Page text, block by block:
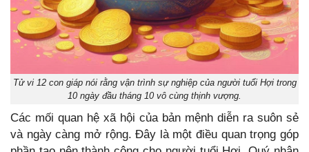
Tử vi 12 con giáp nói rằng vận trình sự nghiệp của người tuổi Hợi trong
10 ngày đầu tháng 10 vô cùng thịnh vượng.
Các mối quan hệ xã hội của bản mệnh diễn ra suôn sẻ
và ngày càng mở rộng. Đây là một điều quan trọng góp